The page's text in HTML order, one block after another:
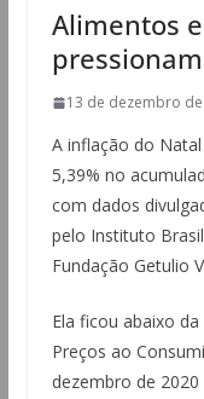
Alimentos
13 de dezembro de
A inflação do
5,39% no
com dados
pelo Instituto
Fundação Getulio
Ela ficou abaixo
Preços ao
dezembro de